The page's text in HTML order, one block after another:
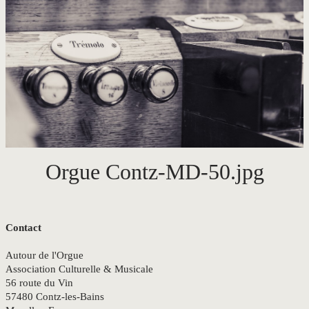
CONTACT
Orgue Contz-MD-50.jpg
Contact
Autour de l'Orgue
Association Culturelle & Musicale
56 route du Vin
57480 Contz-les-Bains